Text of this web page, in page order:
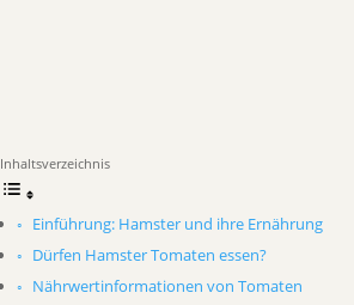
Inhaltsverzeichnis
Einführung: Hamster und ihre Ernährung
Dürfen Hamster Tomaten essen?
Nährwertinformationen von Tomaten